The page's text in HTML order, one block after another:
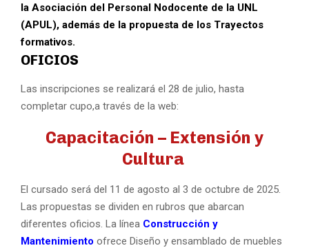
la Asociación del Personal Nodocente de la UNL
(APUL), además de la propuesta de los Trayectos
formativos.
OFICIOS
Las inscripciones se realizará el 28 de julio, hasta
completar cupo,a través de la web:
Capacitación – Extensión y
Cultura
El cursado será del 11 de agosto al 3 de octubre de 2025.
Las propuestas se dividen en rubros que abarcan
diferentes oficios. La línea Construcción y
Mantenimiento ofrece Diseño y ensamblado de muebles